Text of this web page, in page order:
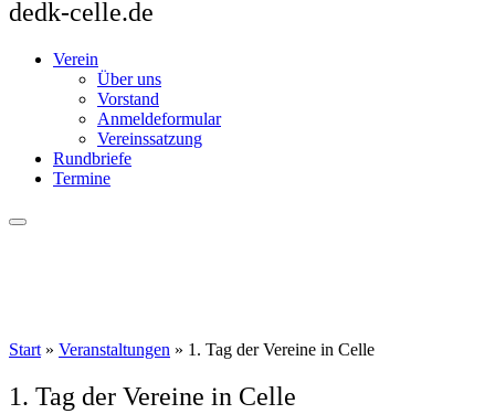
dedk-celle.de
Verein
Über uns
Vorstand
Anmeldeformular
Vereinssatzung
Rundbriefe
Termine
Start » Veranstaltungen » 1. Tag der Vereine in Celle
1. Tag der Vereine in Celle